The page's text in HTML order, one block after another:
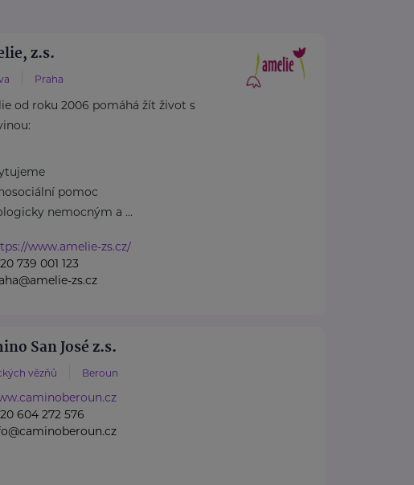
z.s.
Praha
od roku 2006 pomáhá žít život s
pomoc
nemocným a ...
www.amelie-zs.cz/
739 001 123
zs.cz
San José z.s.
vězňů Beroun
604 272 576